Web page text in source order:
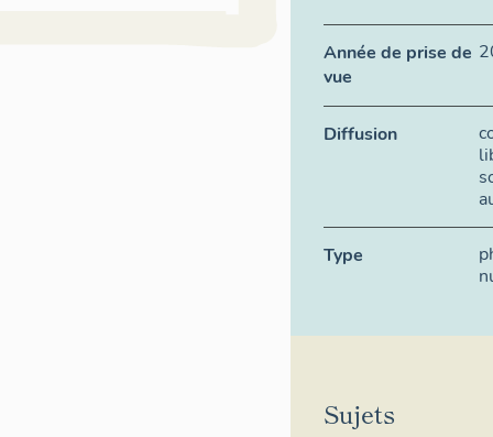
Année de prise de
vue
Diffusion
Type
Sujets